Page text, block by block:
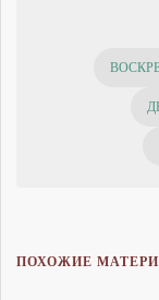
ПОХОЖИЕ